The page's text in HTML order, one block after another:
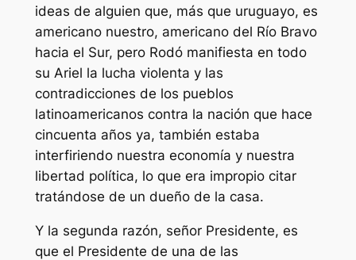
ideas de alguien que, más que uruguayo, es
americano nuestro, americano del Río Bravo
hacia el Sur, pero Rodó manifiesta en todo
su Ariel la lucha violenta y las
contradicciones de los pueblos
latinoamericanos contra la nación que hace
cincuenta años ya, también estaba
interfiriendo nuestra economía y nuestra
libertad política, lo que era impropio citar
tratándose de un dueño de la casa.
Y la segunda razón, señor Presidente, es
que el Presidente de una de las